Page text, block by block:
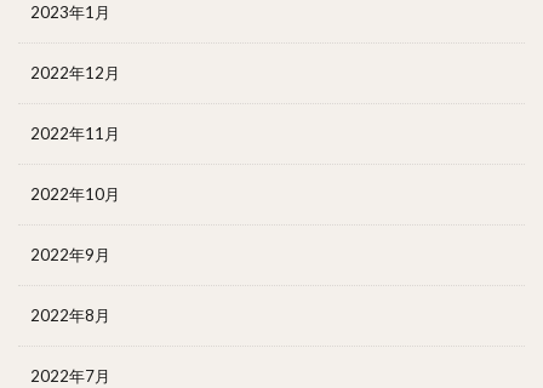
2023年1月
2022年12月
2022年11月
2022年10月
2022年9月
2022年8月
2022年7月